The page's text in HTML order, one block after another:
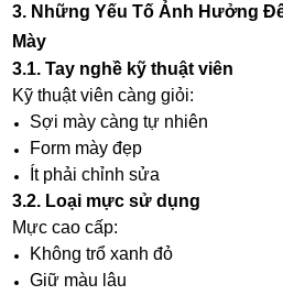
3. Những Yếu Tố Ảnh Hưởng
Mày
3.1. Tay nghề kỹ thuật viên
Kỹ thuật viên càng giỏi:
Sợi mày càng tự nhiên
Form mày đẹp
Ít phải chỉnh sửa
3.2. Loại mực sử dụng
Mực cao cấp:
Không trổ xanh đỏ
Giữ màu lâu